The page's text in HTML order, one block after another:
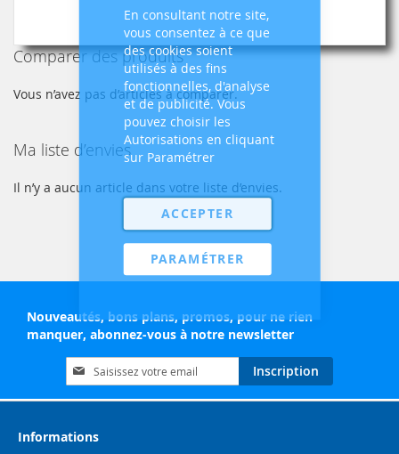
En consultant notre site,
vous consentez à ce que
des cookies soient
utilisés à des fins
fonctionnelles, d'analyse
et de publicité. Vous
pouvez choisir les
Autorisations en cliquant
sur Paramétrer
ACCEPTER
PARAMÉTRER
D’ENVIE
Comparer des produits
Vous n’avez pas d’articles à comparer.
Ma liste d’envies
Il n’y a aucun article dans votre liste d’envies.
Nouveautés, bons plans, promos, pour ne rien
manquer, abonnez-vous à notre newsletter
Inscription
à
notre
d’information
Inscription
Informations